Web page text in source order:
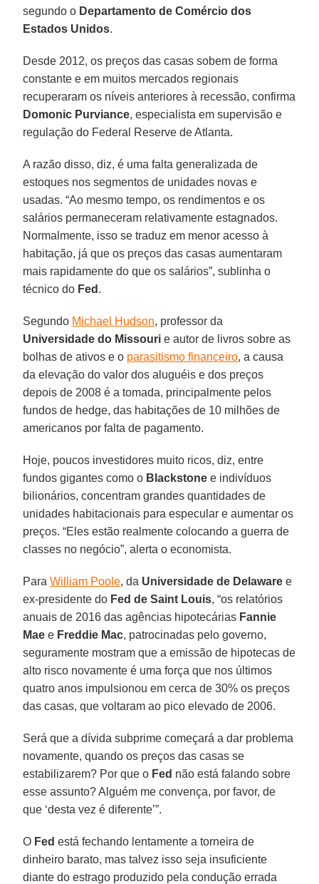
segundo o Departamento de Comércio dos
Estados Unidos.
Desde 2012, os preços das casas sobem de forma
constante e em muitos mercados regionais
recuperaram os níveis anteriores à recessão, confirma
Domonic Purviance, especialista em supervisão e
regulação do Federal Reserve de Atlanta.
A razão disso, diz, é uma falta generalizada de
estoques nos segmentos de unidades novas e
usadas. “Ao mesmo tempo, os rendimentos e os
salários permaneceram relativamente estagnados.
Normalmente, isso se traduz em menor acesso à
habitação, já que os preços das casas aumentaram
mais rapidamente do que os salários”, sublinha o
técnico do Fed .
Segundo Michael Hudson, professor da
Universidade do Missouri e autor de livros sobre as
bolhas de ativos e o parasitismo financeiro, a causa
da elevação do valor dos aluguéis e dos preços
depois de 2008 é a tomada, principalmente pelos
fundos de hedge, das habitações de 10 milhões de
americanos por falta de pagamento.
Hoje, poucos investidores muito ricos, diz, entre
fundos gigantes como o Blackstone e indivíduos
bilionários, concentram grandes quantidades de
unidades habitacionais para especular e aumentar os
preços. “Eles estão realmente colocando a guerra de
classes no negócio”, alerta o economista.
ParaWilliam Poole, da Universidade de Delaware e
ex-presidente do Fed de Saint Louis, “os relatórios
anuais de 2016 das agências hipotecárias Fannie
Mae e Freddie Mac, patrocinadas pelo governo,
seguramente mostram que a emissão de hipotecas de
alto risco novamente é uma força que nos últimos
quatro anos impulsionou em cerca de 30% os preços
das casas, que voltaram ao pico elevado de 2006.
Será que a dívida subprime começará a dar problema
novamente, quando os preços das casas se
estabilizarem? Por que o Fed não está falando sobre
esse assunto? Alguém me convença, por favor, de
que ‘desta vez é diferente’”.
O Fed está fechando lentamente a torneira de
dinheiro barato, mas talvez isso seja insuficiente
diante do estrago produzido pela condução errada